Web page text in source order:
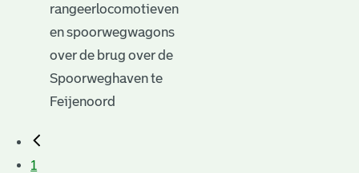
rangeerlocomotieven
en spoorwegwagons
over de brug over de
Spoorweghaven te
Feijenoord
1